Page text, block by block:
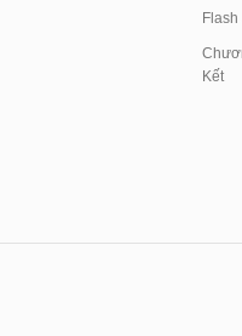
Kết